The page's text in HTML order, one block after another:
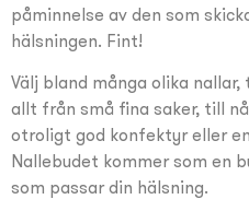
påminnelse av den som
hälsningen. Fint!
Välj bland många olika
allt från små fina saker, till
otroligt god konfektyr eller
Nallebudet kommer som en
som passar din hälsning.